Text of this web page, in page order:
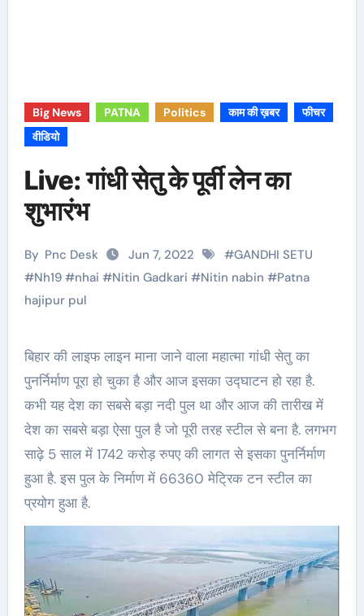
Big News PATNA Politics काम की ख़बर
फीचर
वीडियो
Live: गांधी सेतु के पूर्वी लेन का
शुभारंभ
By Pnc Desk Jun 7, 2022 #GANDHI SETU
#Nh19#nhai #Nitin Gadkari #Nitin nabin #Patna
hajipur pul
बिहार की लाइफ लाइन माना जाने वाला महात्मा गांधी सेतु का
पुनर्निर्माण पूरा हो चुका है और आज इसका उद्घाटन हो रहा है.
कभी यह देश का सबसे बड़ा नदी पुल था और आज की तारीख में
देश का सबसे बड़ा ऐसा पुल है जो पूरी तरह स्टील से बना है. लगभग
साढ़े 5 साल में 1742 करोड़ रुपए की लागत से इसका पुनर्निर्माण
हुआ है. इस पुल के निर्माण में 66360 मेट्रिक टन स्टील का
प्रयोग हुआ है.